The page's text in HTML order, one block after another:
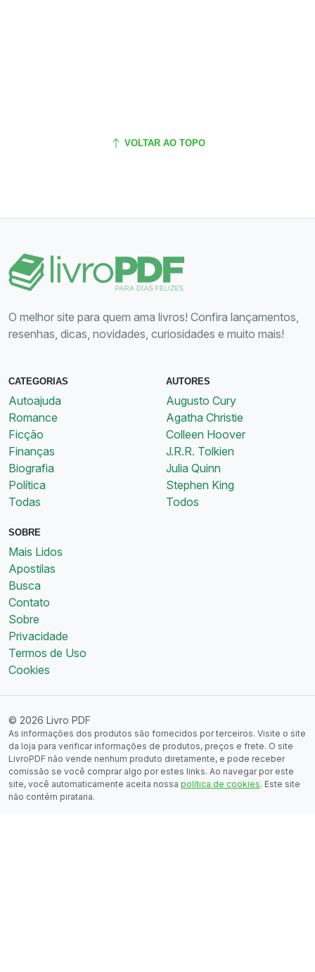
VOLTAR AO TOPO
O melhor site para quem ama livros! Confira lançamentos,
resenhas, dicas, novidades, curiosidades e muito mais!
CATEGORIAS
Autoajuda
Romance
Ficção
Finanças
Biografia
Política
Todas
AUTORES
Augusto Cury
Agatha Christie
Colleen Hoover
J.R.R. Tolkien
Julia Quinn
Stephen King
Todos
SOBRE
Mais Lidos
Apostilas
Busca
Contato
Sobre
Privacidade
Termos de Uso
Cookies
© 2026 Livro PDF
As informações dos produtos são fornecidos por terceiros. Visite o site
da loja para verificar informações de produtos, preços e frete. O site
LivroPDF não vende nenhum produto diretamente, e pode receber
comissão se você comprar algo por estes links. Ao navegar por este
site, você automaticamente aceita nossa política de cookies. Este site
não contém pirataria.